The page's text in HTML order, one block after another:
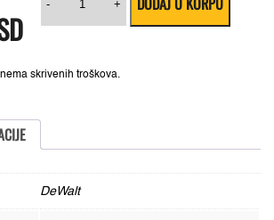
RSD.
RSD.
skrivenih troškova.
-
metar,
količina
+
DeWalt